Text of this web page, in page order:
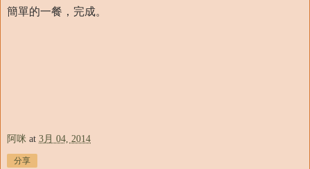
簡單的一餐，完成。
阿咪 at 3月 04, 2014
分享